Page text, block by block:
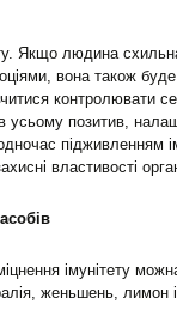
Якщо людина
вона також
контролювати
усьому позитив,
підживленням
властивості
імунітету
женьшень, лимон і